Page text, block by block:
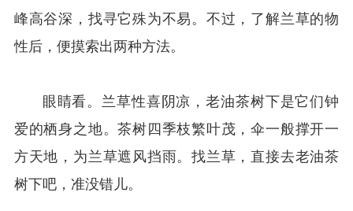
峰高谷深，找寻它殊为不易。不过，了解兰草的物
性后，便摸索出两种方法。
眼睛看。兰草性喜阴凉，老油茶树下是它们钟
爱的栖身之地。茶树四季枝繁叶茂，伞一般撑开一
方天地，为兰草遮风挡雨。找兰草，直接去老油茶
树下吧，准没错儿。